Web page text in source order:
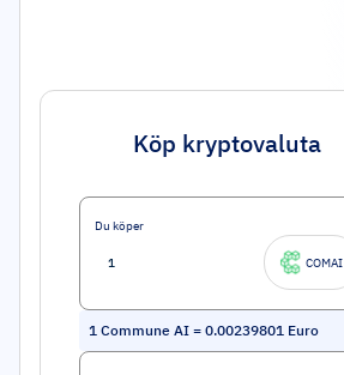
Köp kryptovaluta
Du köper
COMAI
1 Commune AI = 0.00239801 Euro